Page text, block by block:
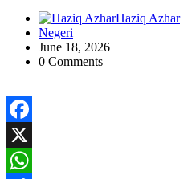
Haziq Azhar
Negeri
June 18, 2026
0 Comments
Facebook
X